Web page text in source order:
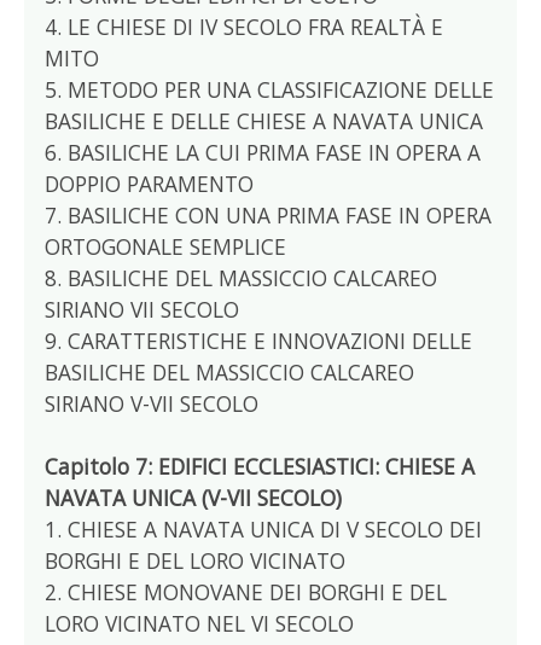
4. LE CHIESE DI IV SECOLO FRA REALTÀ E
MITO
5. METODO PER UNA CLASSIFICAZIONE DELLE
BASILICHE E DELLE CHIESE A NAVATA UNICA
6. BASILICHE LA CUI PRIMA FASE IN OPERA A
DOPPIO PARAMENTO
7. BASILICHE CON UNA PRIMA FASE IN OPERA
ORTOGONALE SEMPLICE
8. BASILICHE DEL MASSICCIO CALCAREO
SIRIANO VII SECOLO
9. CARATTERISTICHE E INNOVAZIONI DELLE
BASILICHE DEL MASSICCIO CALCAREO
SIRIANO V-VII SECOLO
Capitolo 7: EDIFICI ECCLESIASTICI: CHIESE A
NAVATA UNICA (V-VII SECOLO)
1. CHIESE A NAVATA UNICA DI V SECOLO DEI
BORGHI E DEL LORO VICINATO
2. CHIESE MONOVANE DEI BORGHI E DEL
LORO VICINATO NEL VI SECOLO